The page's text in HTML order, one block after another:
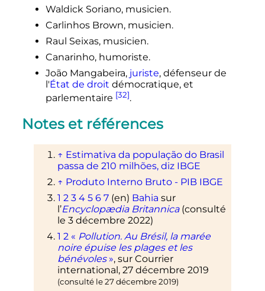
Waldick Soriano, musicien.
Carlinhos Brown, musicien.
Raul Seixas, musicien.
Canarinho, humoriste.
João Mangabeira, juriste, défenseur de
l'État de droit démocratique, et
parlementaire [32].
Notes et références
↑ Estimativa da população do Brasil
passa de 210 milhões, diz IBGE
↑ Produto Interno Bruto - PIB IBGE
1 2 3 4 5 6 7 (en) Bahia sur
l’Encyclopædia Britannica(consulté
le 3 décembre 2022)
1 2 « Pollution. Au Brésil, la marée
noire épuise les plages et les
bénévoles », sur Courrier
international , 27 décembre 2019
(consulté le27 décembre 2019)